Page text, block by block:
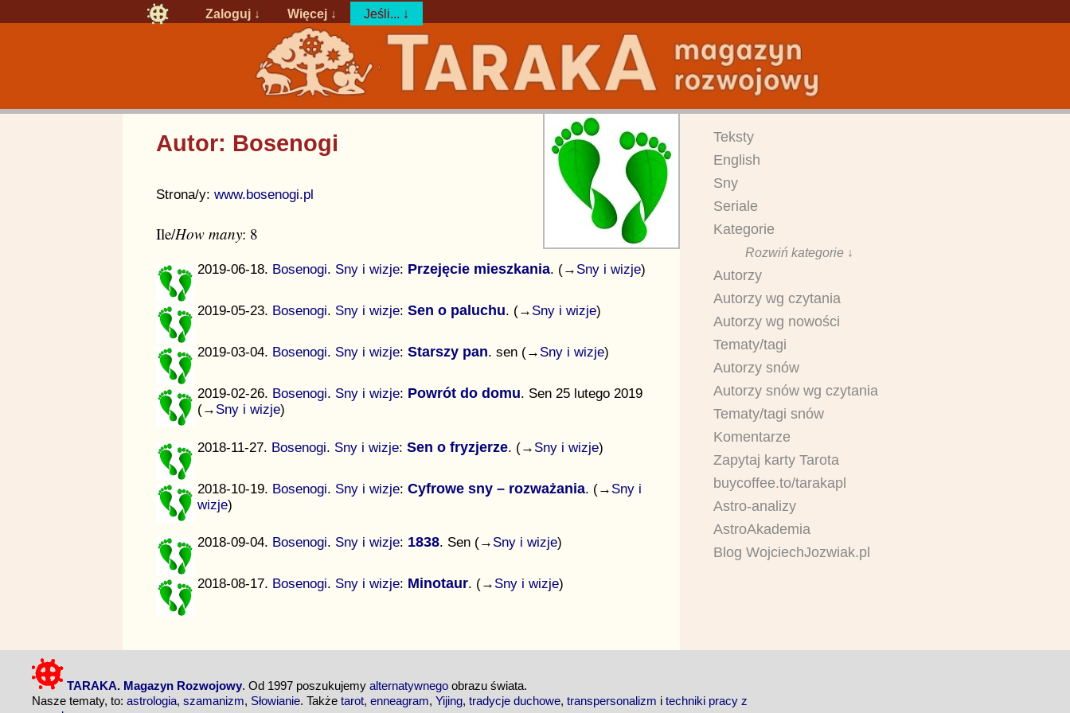
Zaloguj ↓ Więcej ↓ Jeśli... ↓
Autor: Bosenogi
Strona/y: www.bosenogi.pl
Ile/How many: 8
2019-06-18. Bosenogi. Sny i wizje: Przejęcie mieszkania. (→ Sny i wizje)
2019-05-23. Bosenogi. Sny i wizje: Sen o paluchu. (→ Sny i wizje)
2019-03-04. Bosenogi. Sny i wizje: Starszy pan. sen (→ Sny i wizje)
2019-02-26. Bosenogi. Sny i wizje: Powrót do domu. Sen 25 lutego 2019
(→ Sny i wizje)
2018-11-27. Bosenogi. Sny i wizje: Sen o fryzjerze. (→ Sny i wizje)
2018-10-19. Bosenogi. Sny i wizje: Cyfrowe sny – rozważania. (→ Sny i
wizje)
2018-09-04. Bosenogi. Sny i wizje: 1838. Sen (→ Sny i wizje)
2018-08-17. Bosenogi. Sny i wizje: Minotaur. (→ Sny i wizje)
Teksty
English
Sny
Seriale
Kategorie
Rozwiń kategorie ↓
Autorzy
Autorzy wg czytania
Autorzy wg nowości
Tematy/tagi
Autorzy snów
Autorzy snów wg czytania
Tematy/tagi snów
Komentarze
Zapytaj karty Tarota
buycoffee.to/tarakapl
Astro-analizy
AstroAkademia
Blog WojciechJozwiak.pl
TARAKA. Magazyn Rozwojowy. Od 1997 poszukujemy alternatywnego obrazu świata.
Nasze tematy, to: astrologia, szamanizm, Słowianie. Także tarot, enneagram, Yijing, tradycje duchowe, transpersonalizm i techniki pracy z